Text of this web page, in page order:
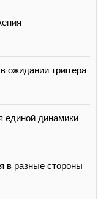
ожидании триггера
единой динамики
в разные стороны